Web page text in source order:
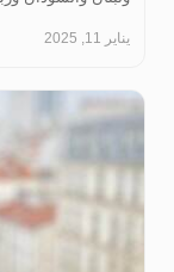
يناير 11, 2025